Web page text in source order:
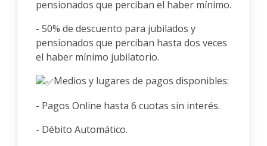
pensionados que perciban el haber mínimo.
- 50% de descuento para jubilados y
pensionados que perciban hasta dos veces
el haber mínimo jubilatorio.
Medios y lugares de pagos disponibles:
- Pagos Online hasta 6 cuotas sin interés.
- Débito Automático.